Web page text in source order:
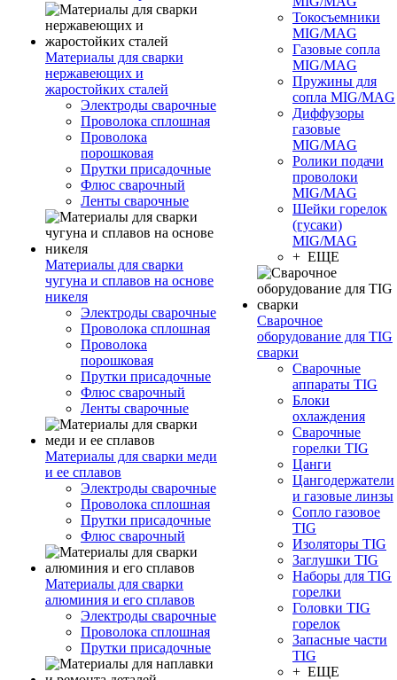
Материалы для сварки
нержавеющих и
жаростойких сталей
Электроды сварочные
Проволока сплошная
Проволока
порошковая
Прутки присадочные
Флюс сварочный
Ленты сварочные
Материалы для сварки
чугуна и сплавов на основе
никеля
Электроды сварочные
Проволока сплошная
Проволока
порошковая
Прутки присадочные
Флюс сварочный
Ленты сварочные
Материалы для сварки меди
и ее сплавов
Электроды сварочные
Проволока сплошная
Прутки присадочные
Флюс сварочный
Материалы для сварки
алюминия и его сплавов
Электроды сварочные
Проволока сплошная
Прутки присадочные
Токосъемники
MIG/MAG
Газовые сопла
MIG/MAG
Пружины для
сопла MIG/MAG
Диффузоры
газовые
MIG/MAG
Ролики подачи
проволоки
MIG/MAG
Шейки горелок
(гусаки)
MIG/MAG
+ ЕЩЕ
Сварочное
оборудование для TIG
сварки
Сварочные
аппараты TIG
Блоки
охлаждения
Сварочные
горелки TIG
Цанги
Цангодержатели
и газовые линзы
Сопло газовое
TIG
Изоляторы TIG
Заглушки TIG
Наборы для TIG
горелки
Головки TIG
горелок
Запасные части
TIG
+ ЕЩЕ